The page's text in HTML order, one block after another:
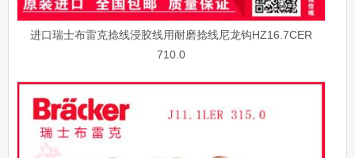
进口瑞士布雷克捻线浸胶线用耐磨捻线尼龙钩HZ16.7CER
710.0